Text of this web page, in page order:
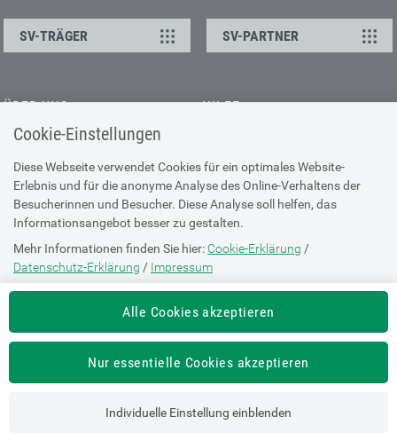
Cookie-Einstellungen
Diese Webseite verwendet Cookies für ein optimales Website-
Erlebnis und für die anonyme Analyse des Online-Verhaltens der
Besucherinnen und Besucher. Diese Analyse soll helfen, das
Informationsangebot besser zu gestalten.
Mehr Informationen finden Sie hier: Cookie-Erklärung /
Datenschutz-Erklärung / Impressum
Die Einstellung können Sie jederzeit auf der Seite "Cookie-Erklärung"
Alle Cookies akzeptieren
Nur essentielle Cookies akzeptieren
Individuelle Einstellung einblenden
SV-TRÄGER SV-PARTNER
ÜBER UNS
Kontakt
Offene Stellen
Presse
HILFE
Browser-Info & Sicherheit
Hilfe zur Suche
Technische Unterstützung
DATENSCHUTZ
Cookie-Erklärung
Datenschutz-Erklärung
Impressum
Nutzungsbestimmungen